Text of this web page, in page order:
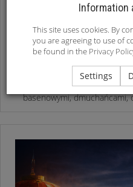
JEST GOTOWY NA
Pierwsze ciepłe dni
produktów związanych z
ten sam schemat. Wraz ze
gwałtownie rośnie
basenowymi, dmuchańcami,
Information
This site uses cookies. By
you are agreeing to use of
be found in the Privacy
Settings